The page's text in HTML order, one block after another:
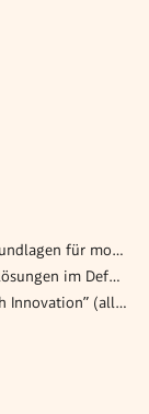
Business Controller (m/w/d) - Entscheidungsgrundlagen für morgen schaffen
Technical Solution Manager - High-Tech Towerlösungen im Defence-Bereich (all genders)
Expert*in Life Sciences im Schwerpunkt „Health Innovation” (all genders)